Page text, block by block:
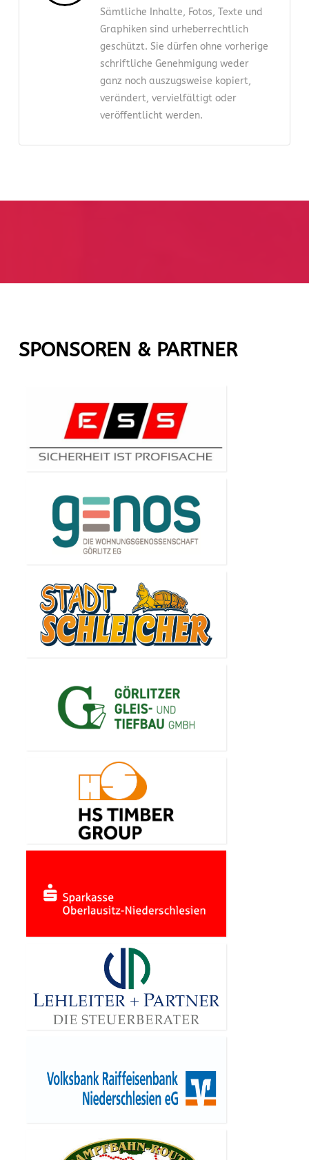
Sämtliche Inhalte, Fotos, Texte und
Graphiken sind urheberrechtlich
geschützt. Sie dürfen ohne vorherige
schriftliche Genehmigung weder
ganz noch auszugsweise kopiert,
verändert, vervielfältigt oder
veröffentlicht werden.
SPONSOREN & PARTNER